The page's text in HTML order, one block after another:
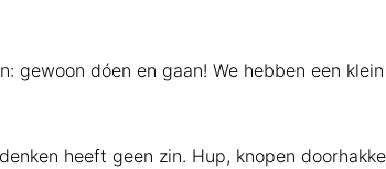
gewoon dóen en gaan! We hebben een
heeft geen zin. Hup, knopen